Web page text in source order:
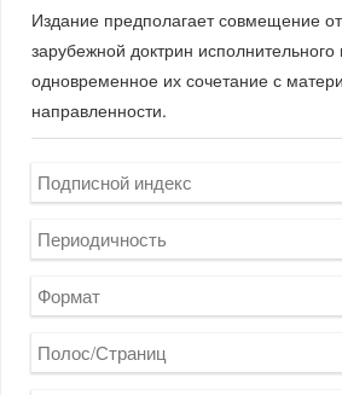
Издание предполагает совмещение
зарубежной доктрин исполнительного
одновременное их сочетание с
направленности.
Подписной индекс
Периодичность
Формат
Полос/Страниц